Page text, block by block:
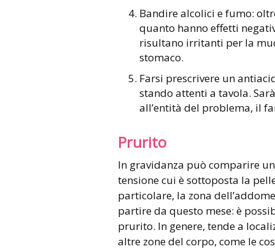
Bandire alcolici e fumo:
quanto hanno effetti
risultano irritanti per la
stomaco.
Farsi prescrivere un
stando attenti a tavola.
all’entità del problema, il
Prurito
In gravidanza può comparire
tensione cui è sottoposta la
particolare, la zona
partire da questo mese: è
prurito. In genere, tende a
altre zone del corpo, come le